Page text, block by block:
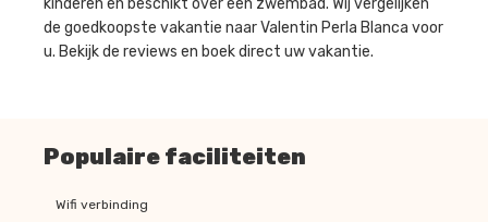
kinderen en beschikt over een zwembad. Wij vergelijken
de goedkoopste vakantie naar Valentin Perla Blanca voor
u. Bekijk de reviews en boek direct uw vakantie.
Populaire faciliteiten
Wifi verbinding